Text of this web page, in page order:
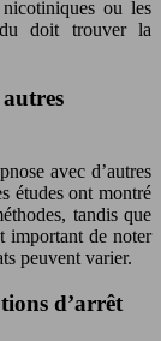
ou les
doit trouver la
autres
nose avec d’autres
études ont montré
tandis que
important de noter
peuvent varier.
d’arrêt